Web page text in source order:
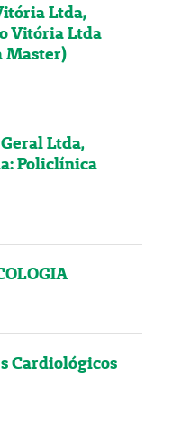
Ltda,
Vitória Ltda
Master)
Ltda,
Policlínica
Cardiológicos